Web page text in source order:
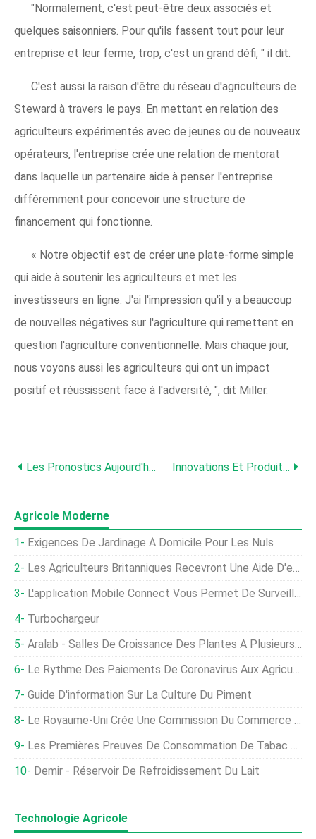
"Normalement, c'est peut-être deux associés et
quelques saisonniers. Pour qu'ils fassent tout pour leur
entreprise et leur ferme, trop, c'est un grand défi, " il dit.
C'est aussi la raison d'être du réseau d'agriculteurs de
Steward à travers le pays. En mettant en relation des
agriculteurs expérimentés avec de jeunes ou de nouveaux
opérateurs, l'entreprise crée une relation de mentorat
dans laquelle un partenaire aide à penser l'entreprise
différemment pour concevoir une structure de
financement qui fonctionne.
« Notre objectif est de créer une plate-forme simple
qui aide à soutenir les agriculteurs et met les
investisseurs en ligne. J'ai l'impression qu'il y a beaucoup
de nouvelles négatives sur l'agriculture qui remettent en
question l'agriculture conventionnelle. Mais chaque jour,
nous voyons aussi les agriculteurs qui ont un impact
positif et réussissent face à l'adversité, ", dit Miller.
Les Pronostics Aujourd'hui, Prescriptions Demain :la Recherche Vise À Convertir Les Données En Solutions Optimales Innovations Et Produits Clés De La Commodity Classic 2020
Agricole Moderne
Exigences De Jardinage À Domicile Pour Les Nuls
Les Agriculteurs Britanniques Recevront Une Aide D'environ 3 Milliards De Livres Sterling En 2020
L'application Mobile Connect Vous Permet De Surveiller Le Semoir Et Le Pulvérisateur En Temps Réel
Turbochargeur
Aralab - Salles De Croissance Des Plantes À Plusieurs Niveaux
Le Rythme Des Paiements De Coronavirus Aux Agriculteurs Ralentit, Raisons Peu Claires
Guide D'information Sur La Culture Du Piment
Le Royaume-Uni Crée Une Commission Du Commerce Et De L'agriculture Dans Le Cadre Des Négociations Commerciales
Les Premières Preuves De Consommation De Tabac Remontent À Plus De 12 Ans, 000 Ans
Demir - Réservoir De Refroidissement Du Lait
Technologie Agricole